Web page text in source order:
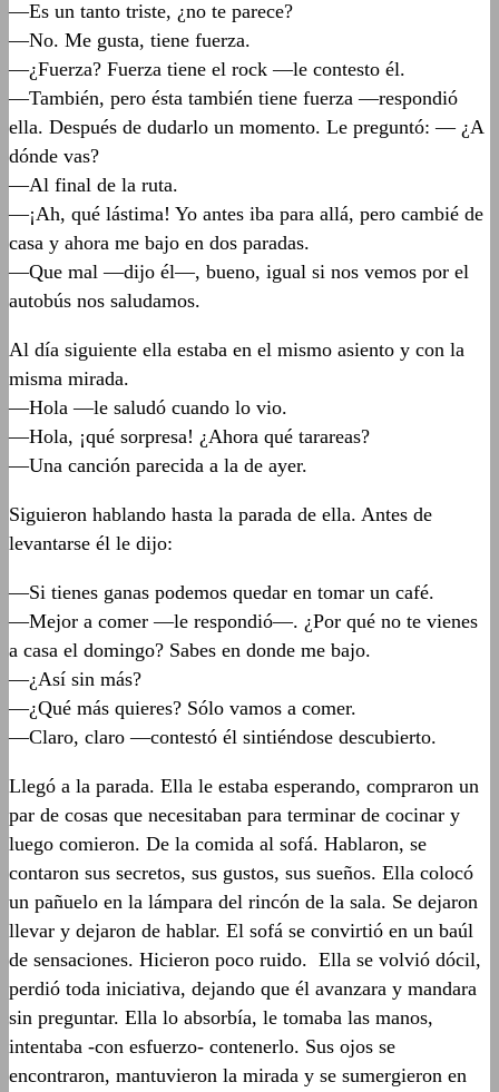
—Es un tanto triste, ¿no te parece?
—No. Me gusta, tiene fuerza.
—¿Fuerza? Fuerza tiene el rock —le contesto él.
—También, pero ésta también tiene fuerza —respondió
ella. Después de dudarlo un momento. Le preguntó: — ¿A
dónde vas?
—Al final de la ruta.
—¡Ah, qué lástima! Yo antes iba para allá, pero cambié de
casa y ahora me bajo en dos paradas.
—Que mal —dijo él—, bueno, igual si nos vemos por el
autobús nos saludamos.
Al día siguiente ella estaba en el mismo asiento y con la
misma mirada.
—Hola —le saludó cuando lo vio.
—Hola, ¡qué sorpresa! ¿Ahora qué tarareas?
—Una canción parecida a la de ayer.
Siguieron hablando hasta la parada de ella. Antes de
levantarse él le dijo:
—Si tienes ganas podemos quedar en tomar un café.
—Mejor a comer —le respondió—. ¿Por qué no te vienes
a casa el domingo? Sabes en donde me bajo.
—¿Así sin más?
—¿Qué más quieres? Sólo vamos a comer.
—Claro, claro —contestó él sintiéndose descubierto.
Llegó a la parada. Ella le estaba esperando, compraron un
par de cosas que necesitaban para terminar de cocinar y
luego comieron. De la comida al sofá. Hablaron, se
contaron sus secretos, sus gustos, sus sueños. Ella colocó
un pañuelo en la lámpara del rincón de la sala. Se dejaron
llevar y dejaron de hablar. El sofá se convirtió en un baúl
de sensaciones. Hicieron poco ruido. Ella se volvió dócil,
perdió toda iniciativa, dejando que él avanzara y mandara
sin preguntar. Ella lo absorbía, le tomaba las manos,
intentaba -con esfuerzo- contenerlo. Sus ojos se
encontraron, mantuvieron la mirada y se sumergieron en